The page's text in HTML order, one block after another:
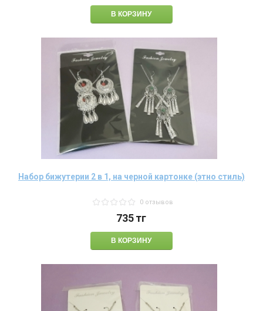
Набор бижутерии 2 в 1, на черной картонке (этно стиль)
0 отзывов
735тг